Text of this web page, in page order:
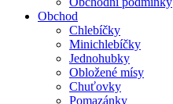
Obchod
Chlebíčky
Minichlebíčky
Jednohubky
Obložené mísy
Chuťovky
Pomazánky